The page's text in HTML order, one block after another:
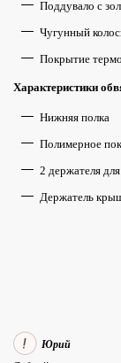
Поддувало с
Чугунный
Покрытие
Характеристики
Нижняя полка
Полимерное
2 держателя
Держатель
Юрий